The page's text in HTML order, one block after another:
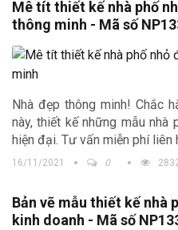
Mê tít thiết kế nhà phố
thông minh - Mã số
Nhà đẹp thông minh! Chắc
này, thiết kế những mẫu nhà
hiện đại. Tư vấn miễn phí liên
16/11/2021 0
Bản vẽ mẫu thiết kế nhà
kinh doanh - Mã số